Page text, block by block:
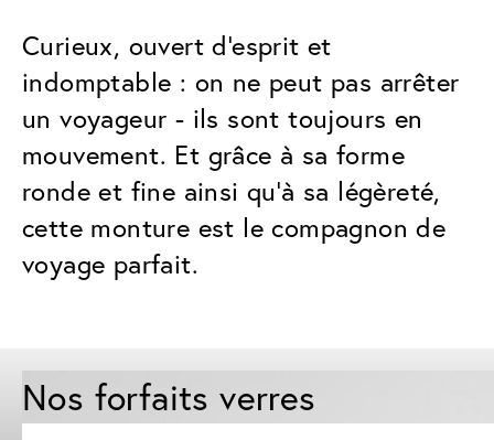
Curieux, ouvert d'esprit et
indomptable : on ne peut pas arrêter
un voyageur - ils sont toujours en
mouvement. Et grâce à sa forme
ronde et fine ainsi qu'à sa légèreté,
cette monture est le compagnon de
voyage parfait.
Nos forfaits verres